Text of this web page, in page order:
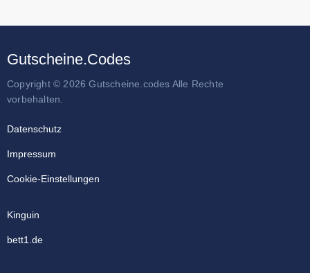
Gutscheine.Codes
Copyright © 2026 Gutscheine.codes Alle Rechte
vorbehalten.
Datenschutz
Impressum
Cookie-Einstellungen
Kinguin
bett1.de